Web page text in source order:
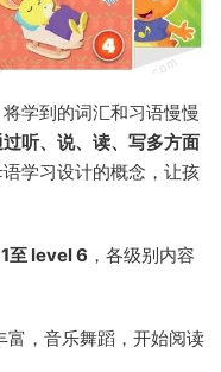
学到的词汇和习语慢慢
听、说、读、写多方面
语学习设计的概念，让孩
至 level 6 ，各级别内容
富，音乐舞蹈，开始阅读